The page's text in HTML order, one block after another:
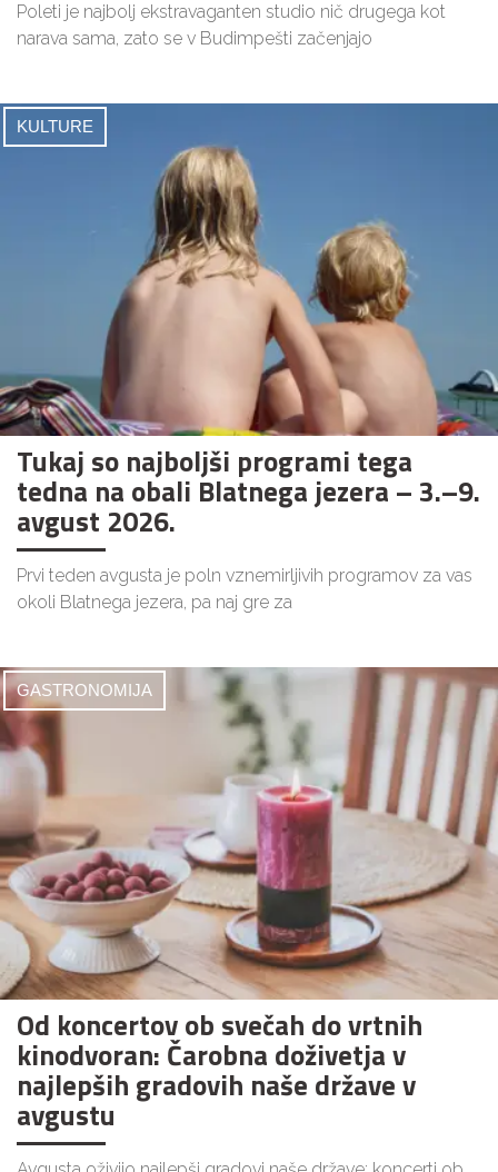
Poleti je najbolj ekstravaganten studio nič drugega kot
narava sama, zato se v Budimpešti začenjajo
KULTURE
Tukaj so najboljši programi tega
tedna na obali Blatnega jezera – 3.–9.
avgust 2026.
Prvi teden avgusta je poln vznemirljivih programov za vas
okoli Blatnega jezera, pa naj gre za
GASTRONOMIJA
Od koncertov ob svečah do vrtnih
kinodvoran: Čarobna doživetja v
najlepših gradovih naše države v
avgustu